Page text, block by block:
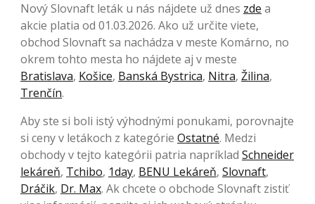
Nový Slovnaft leták u nás nájdete už dnes zde a
akcie platia od 01.03.2026. Ako už určite viete,
obchod Slovnaft sa nachádza v meste Komárno, no
okrem tohto mesta ho nájdete aj v meste
Bratislava, Košice, Banská Bystrica, Nitra, Žilina,
Trenčín.
Aby ste si boli istý výhodnými ponukami, porovnajte
si ceny v letákoch z kategórie Ostatné. Medzi
obchody v tejto kategórii patria napríklad Schneider
lekáreň, Tchibo, 1day, BENU Lekáreň, Slovnaft,
Dráčik, Dr. Max. Ak chcete o obchode Slovnaft zistiť